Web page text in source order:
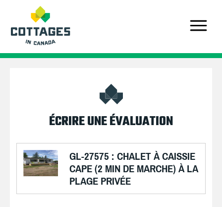
ÉCRIRE UNE ÉVALUATION
GL-27575 : CHALET À CAISSIE
CAPE (2 MIN DE MARCHE) À LA
PLAGE PRIVÉE